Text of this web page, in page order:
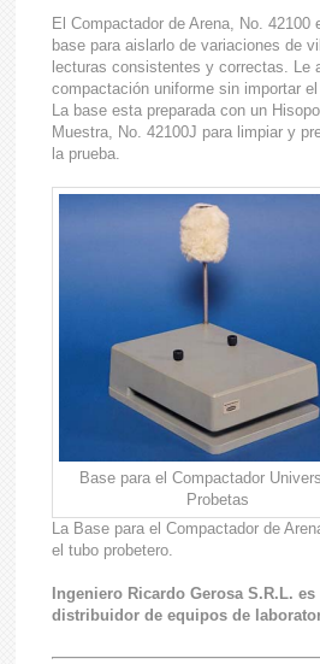
El Compactador de Arena, No. 42100
base para aislarlo de variaciones de
lecturas consistentes y correctas. Le
compactación uniforme sin importar
La base esta preparada con un
Muestra, No. 42100J para limpiar y
la prueba.
Base para el Compactador
Probetas
La Base para el Compactador de
el tubo probetero.
Ingeniero Ricardo Gerosa S.R.L.
distribuidor de equipos de